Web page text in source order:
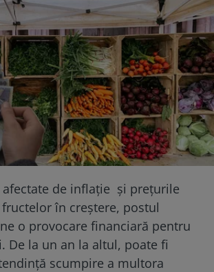
afectate de inflație și prețurile
în creștere, postul
o provocare financiară pentru
De la un an la altul, poate fi
scumpire a multora